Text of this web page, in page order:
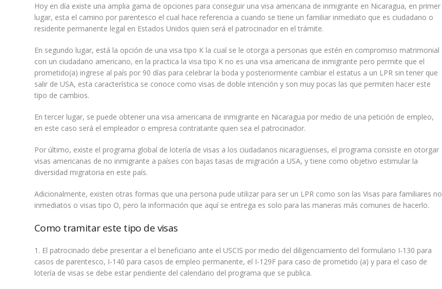
Hoy en día existe una amplia gama de opciones para conseguir una visa americana de inmigrante en Nicaragua, en primer
lugar, esta el camino por parentesco el cual hace referencia a cuando se tiene un familiar inmediato que es ciudadano o
residente permanente legal en Estados Unidos quien será el patrocinador en el trámite.
En segundo lugar, está la opción de una visa tipo K la cual se le otorga a personas que estén en compromiso matrimonial
con un ciudadano americano, en la practica la visa tipo K no es una visa americana de inmigrante pero permite que el
prometido(a) ingrese al país por 90 días para celebrar la boda y posteriormente cambiar el estatus a un LPR sin tener que
salir de USA, esta característica se conoce como visas de doble intención y son muy pocas las que permiten hacer este
tipo de cambios.
En tercer lugar, se puede obtener una visa americana de inmigrante en Nicaragua por medio de una petición de empleo,
en este caso será el empleador o empresa contratante quien sea el patrocinador.
Por último, existe el programa global de lotería de visas a los ciudadanos nicaragüenses, el programa consiste en otorgar
visas americanas de no inmigrante a países con bajas tasas de migración a USA, y tiene como objetivo estimular la
diversidad migratoria en este país.
Adicionalmente, existen otras formas que una persona pude utilizar para ser un LPR como son las Visas para familiares no
inmediatos o visas tipo O, pero la información que aquí se entrega es solo para las maneras más comunes de hacerlo.
Como tramitar este tipo de visas
1. El patrocinado debe presentar a el beneficiario ante el USCIS por medio del diligenciamiento del formulario I-130 para
casos de parentesco, I-140 para casos de empleo permanente, el I-129F para caso de prometido (a) y para el caso de
lotería de visas se debe estar pendiente del calendario del programa que se publica.